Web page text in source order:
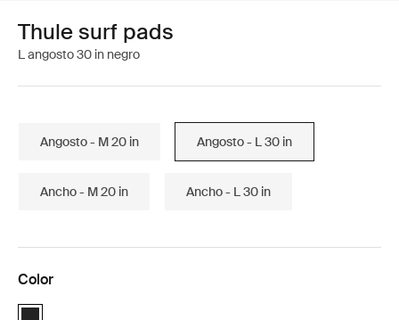
Thule surf pads
L angosto 30 in negro
Angosto - M 20 in Angosto - L 30 in
Ancho - M 20 in Ancho - L 30 in
Color
Black (selected)